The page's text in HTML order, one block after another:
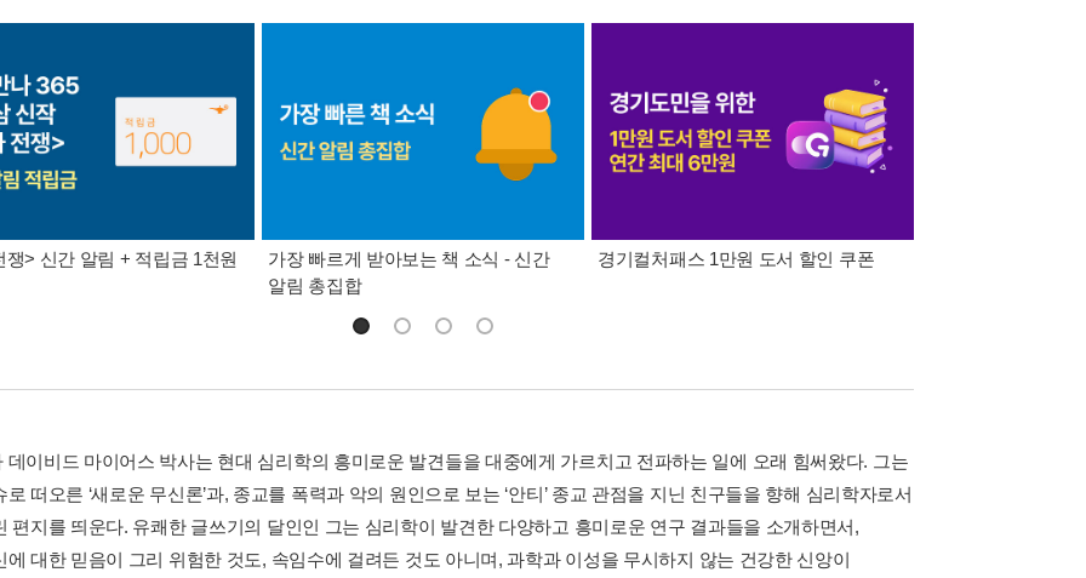
쟁> 신간 알림 + 적립금 1천원
가장 빠르게 받아보는 책 소식 - 신간
알림 총집합
경기컬처패스 1만원 도서 할인 쿠폰
데이비드 마이어스 박사는 현대 심리학의 흥미로운 발견들을 대중에게 가르치고 전파하는 일에 오래 힘써왔다. 그는
로 떠오른 ‘새로운 무신론’과, 종교를 폭력과 악의 원인으로 보는 ‘안티’ 종교 관점을 지닌 친구들을 향해 심리학자로서
편지를 띄운다. 유쾌한 글쓰기의 달인인 그는 심리학이 발견한 다양하고 흥미로운 연구 결과들을 소개하면서,
에 대한 믿음이 그리 위험한 것도, 속임수에 걸려든 것도 아니며, 과학과 이성을 무시하지 않는 건강한 신앙이